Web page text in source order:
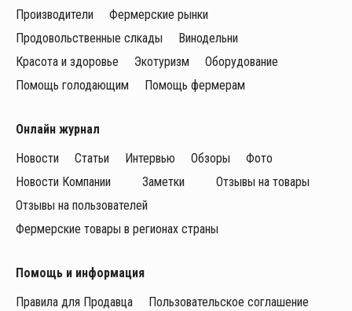
Производители
Фермерские рынки
Продовольственные слкады
Винодельни
Красота и здоровье
Экотуризм
Оборудование
Помощь голодающим
Помощь фермерам
Онлайн журнал
Новости
Статьи Интервью Обзоры
Фото
Новости Компании
Заметки
Отзывы на товары
Отзывы на пользователей
Фермерские товары в регионах страны
Помощь и информация
Правила для Продавца
Пользовательское соглашение